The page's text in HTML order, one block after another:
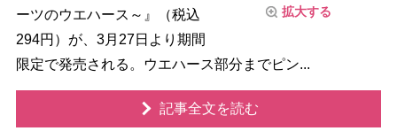
拡大する
ーツのウエハース～』（税込
294円）が、3月27日より期間
限定で発売される。ウエハース部分までピン...
記事全文を読む